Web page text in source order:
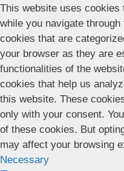
This website uses
while you navigate
cookies that are
your browser as they are
functionalities of the
cookies that help us
this website. These
only with your consent.
of these cookies. But
may affect your browsing
Necessary